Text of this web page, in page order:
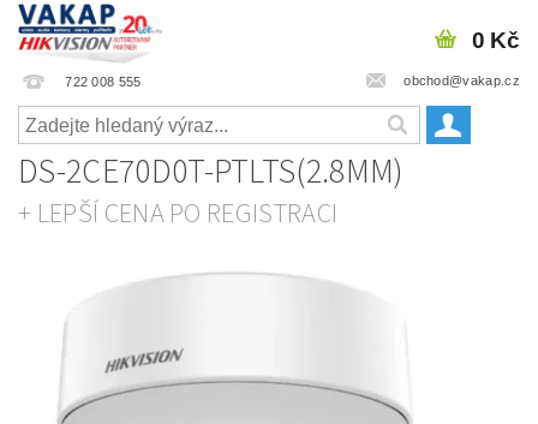
722 008 555 obchod@vakap.cz
0 Kč
DS-2CE70D0T-PTLTS(2.8MM)
+ LEPŠÍ CENA PO REGISTRACI